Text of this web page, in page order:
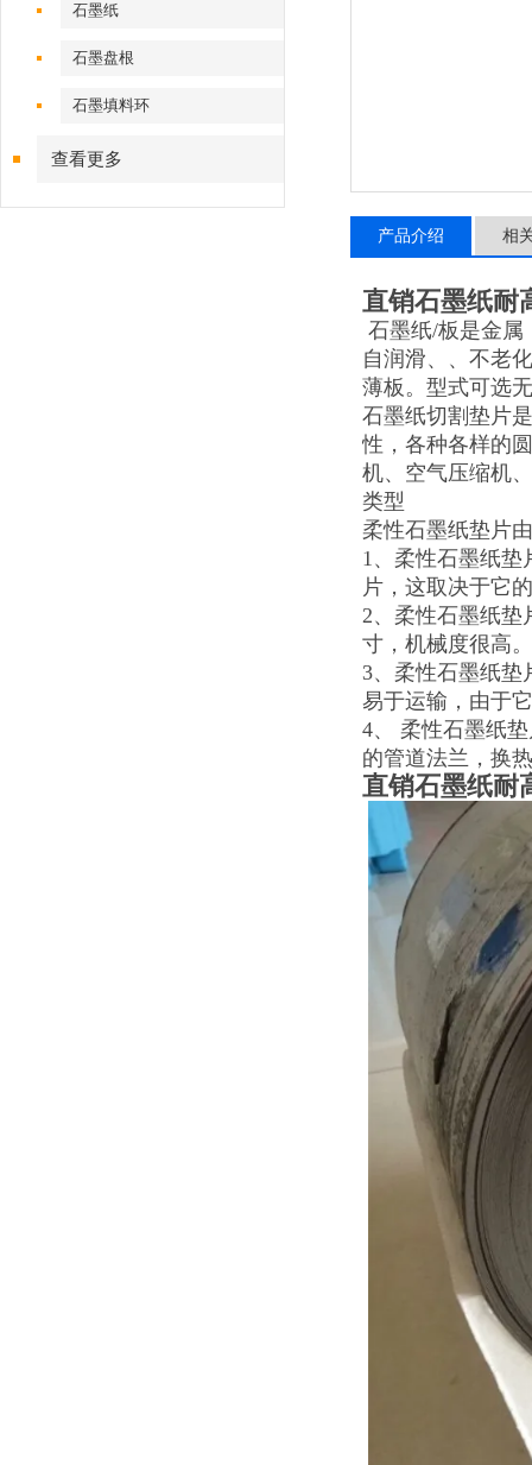
石墨纸
石墨盘根
石墨填料环
查看更多
产品介绍 相
直销石墨纸耐
石墨纸/板是金属
自润滑、、不老
薄板。型式可选
石墨纸切割垫片
性，各种各样的
机、空气压缩机
类型
柔性石墨纸垫片
1、柔性石墨纸
片，这取决于它
2、柔性石墨纸垫
寸，机械度很高。
3、柔性石墨纸垫
易于运输，由于
4、 柔性石墨纸
的管道法兰，换
直销石墨纸耐